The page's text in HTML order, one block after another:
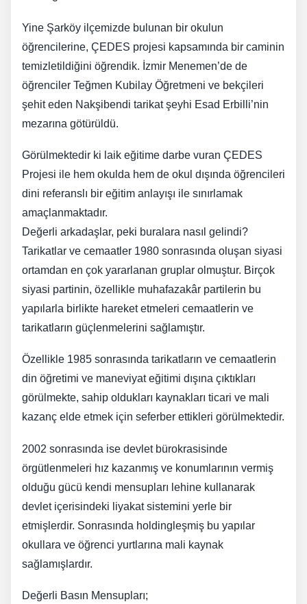
Yine Şarköy ilçemizde bulunan bir okulun
öğrencilerine, ÇEDES projesi kapsamında bir caminin
temizletildiğini öğrendik. İzmir Menemen’de de
öğrenciler Teğmen Kubilay Öğretmeni ve bekçileri
şehit eden Nakşibendi tarikat şeyhi Esad Erbilli’nin
mezarına götürüldü.
Görülmektedir ki laik eğitime darbe vuran ÇEDES
Projesi ile hem okulda hem de okul dışında öğrencileri
dini referanslı bir eğitim anlayışı ile sınırlamak
amaçlanmaktadır.
Değerli arkadaşlar, peki buralara nasıl gelindi?
Tarikatlar ve cemaatler 1980 sonrasında oluşan siyasi
ortamdan en çok yararlanan gruplar olmuştur. Birçok
siyasi partinin, özellikle muhafazakâr partilerin bu
yapılarla birlikte hareket etmeleri cemaatlerin ve
tarikatların güçlenmelerini sağlamıştır.
Özellikle 1985 sonrasında tarikatların ve cemaatlerin
din öğretimi ve maneviyat eğitimi dışına çıktıkları
görülmekte, sahip oldukları kaynakları ticari ve mali
kazanç elde etmek için seferber ettikleri görülmektedir.
2002 sonrasında ise devlet bürokrasisinde
örgütlenmeleri hız kazanmış ve konumlarının vermiş
olduğu gücü kendi mensupları lehine kullanarak
devlet içerisindeki liyakat sistemini yerle bir
etmişlerdir. Sonrasında holdingleşmiş bu yapılar
okullara ve öğrenci yurtlarına mali kaynak
sağlamışlardır.
Değerli Basın Mensupları;